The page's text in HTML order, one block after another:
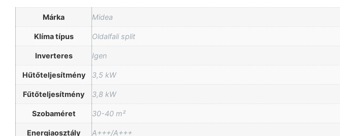
Márka Midea
Klíma típus Oldalfali split
Inverteres Igen
Hűtőteljesítmény 3,5 kW
Fűtőteljesítmény 3,8 kW
Szobaméret 30-40 m²
Energiaosztály A+++/A+++